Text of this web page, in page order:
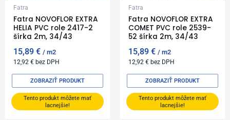
Fatra
Fatra NOVOFLOR EXTRA
HELIA PVC role 2417-2
šírka 2m, 34/43
15,89€ m2
12,92€ bez DPH
Tento produkt môžete mať
lacnejšie!
ZOBRAZIŤ PRODUKT
Fatra
Fatra NOVOFLOR EXTRA
COMET PVC role 2539-
52 šírka 2m, 34/43
15,89€ m2
12,92€ bez DPH
Tento produkt môžete mať
lacnejšie!
ZOBRAZIŤ PRODUKT